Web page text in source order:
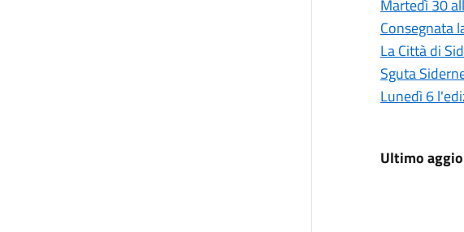
Martedì 30
Consegnata
La Città di
Sguta
Lunedì 6
Ultimo